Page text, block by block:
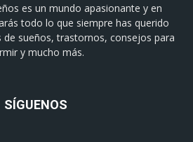
es un mundo apasionante y en
todo lo que siempre has querido
de sueños, trastornos, consejos para
y mucho más.
SÍGUENOS